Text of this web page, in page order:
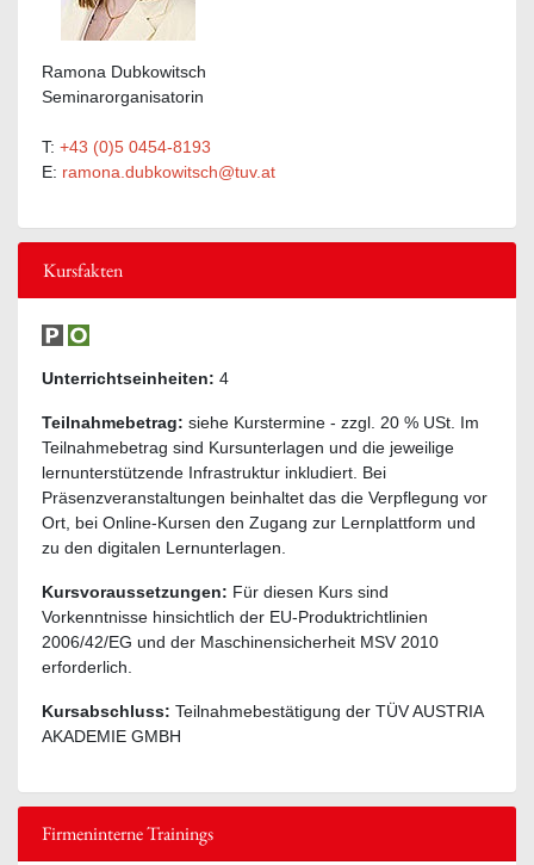
Ramona Dubkowitsch
Seminarorganisatorin
T: +43 (0)5 0454-8193
E: ramona.dubkowitsch@tuv.at
Kursfakten
Unterrichtseinheiten: 4
Teilnahmebetrag: siehe Kurstermine - zzgl. 20 % USt. Im
Teilnahmebetrag sind Kursunterlagen und die jeweilige
lernunterstützende Infrastruktur inkludiert. Bei
Präsenzveranstaltungen beinhaltet das die Verpflegung vor
Ort, bei Online-Kursen den Zugang zur Lernplattform und
zu den digitalen Lernunterlagen.
Kursvoraussetzungen: Für diesen Kurs sind
Vorkenntnisse hinsichtlich der EU-Produktrichtlinien
2006/42/EG und der Maschinensicherheit MSV 2010
erforderlich.
Kursabschluss: Teilnahmebestätigung der TÜV AUSTRIA
AKADEMIE GMBH
Firmeninterne Trainings